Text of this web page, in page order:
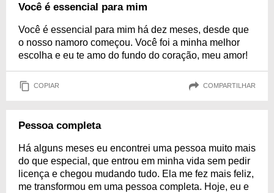
Você é essencial para mim
Você é essencial para mim há dez meses, desde que
o nosso namoro começou. Você foi a minha melhor
escolha e eu te amo do fundo do coração, meu amor!
COPIAR COMPARTILHAR
Pessoa completa
Há alguns meses eu encontrei uma pessoa muito mais
do que especial, que entrou em minha vida sem pedir
licença e chegou mudando tudo. Ela me fez mais feliz,
me transformou em uma pessoa completa. Hoje, eu e